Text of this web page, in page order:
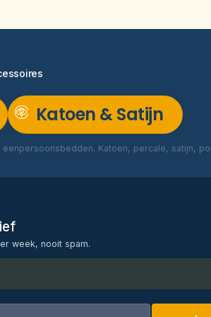
Katoen & Satijn
Katoen, percale, satijn,
week, nooit spam.